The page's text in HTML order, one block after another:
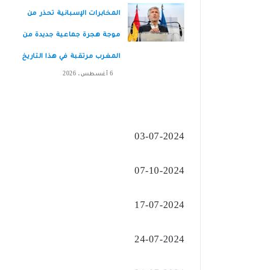
المخابرات الإسبانية تحذر من
موجة هجرة جماعية جديدة من
المغرب مرتقبة في هذا التاريخ
6 أغسطس، 2026
03-07-2024
07-10-2024
17-07-2024
24-07-2024